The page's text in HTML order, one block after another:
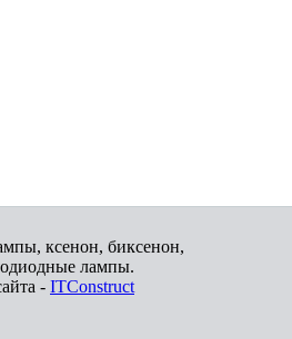
ксенон, биксенон,
лампы.
- ITConstruct